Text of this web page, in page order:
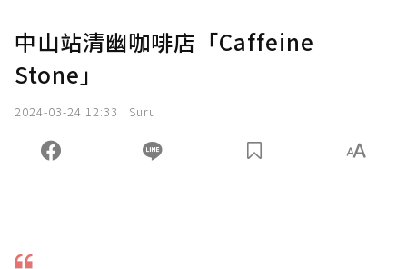
中山站清幽咖啡店「Caffeine
Stone」
2024-03-24 12:33 Suru